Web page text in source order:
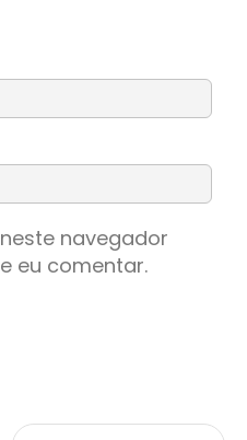
navegador
eu comentar.